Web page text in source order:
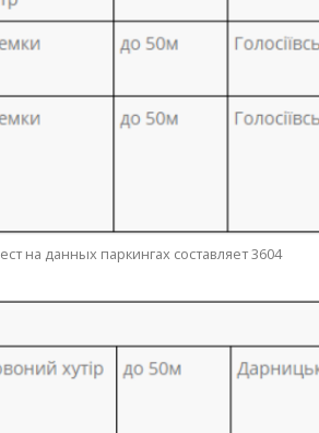
на данных паркингах составляет 3604